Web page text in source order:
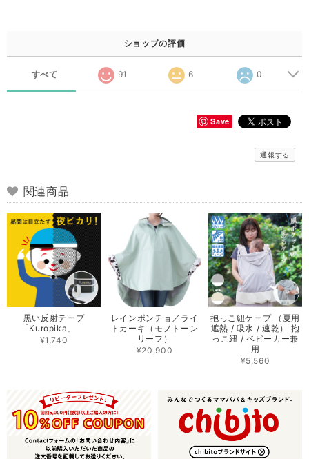
ショップの評価
すべて 91 6 0
Save
通報する
関連商品
黒い反射テープ
「Kuropika」
¥1,740
レインポンチョ／ライ
トカーキ（モノトーン
リーフ）
¥20,900
抱っこ紐ケープ （夏用
遮熱 / 吸水 / 速乾） 抱
っこ紐 / ベビーカー兼
用
¥5,560